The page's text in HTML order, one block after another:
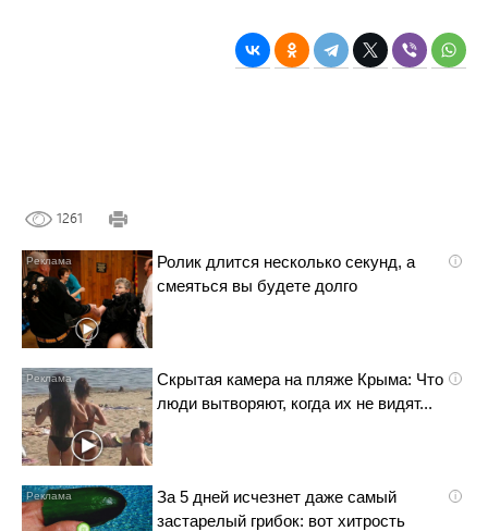
1261
i
Ролик длится несколько секунд, а
смеяться вы будете долго
i
Скрытая камера на пляже Крыма: Что
люди вытворяют, когда их не видят...
i
За 5 дней исчезнет даже самый
застарелый грибок: вот хитрость